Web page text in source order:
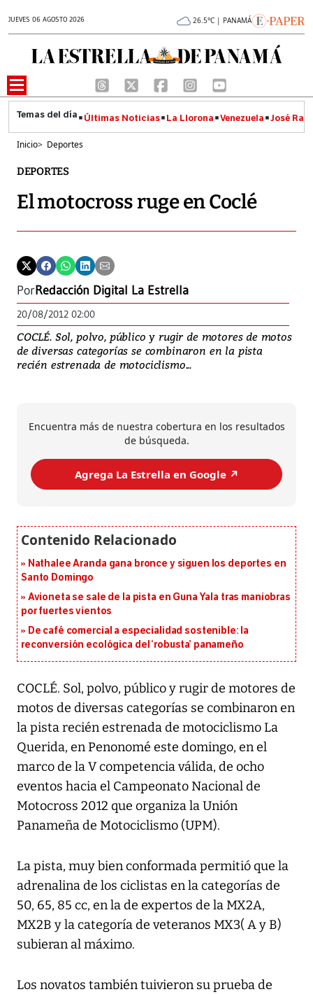
JUEVES 06 AGOSTO 2026 26.5°C | PANAMÁ
Últimas Noticias La Llorona Venezuela José
Inicio> Deportes
DEPORTES
El motocross ruge en Coclé
PorRedacción Digital La Estrella
20/08/2012 02:00
COCLÉ. Sol, polvo, público y rugir de motores de motos
de diversas categorías se combinaron en la pista
recién estrenada de motociclismo...
Encuentra más de nuestra cobertura en los resultados
de búsqueda.
Agrega La Estrella en Google ↗️
Nathalee Aranda gana bronce y siguen los deportes en
Santo Domingo
Avioneta se sale de la pista en Guna Yala tras maniobras
por fuertes vientos
De café comercial a especialidad sostenible: la
reconversión ecológica del ‘robusta’ panameño
COCLÉ. Sol, polvo, público y rugir de motores de
motos de diversas categorías se combinaron en
la pista recién estrenada de motociclismo La
Querida, en Penonomé este domingo, en el
marco de la V competencia válida, de ocho
eventos hacia el Campeonato Nacional de
Motocross 2012 que organiza la Unión
Panameña de Motociclismo (UPM).
La pista, muy bien conformada permitió que la
adrenalina de los ciclistas en la categorías de
50, 65, 85 cc, en la de expertos de la MX2A,
MX2B y la categoría de veteranos MX3( A y B)
subieran al máximo.
Los novatos también tuivieron su prueba de